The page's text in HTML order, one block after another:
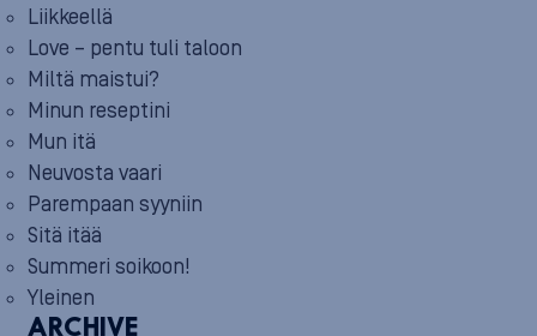
Liikkeellä
Love – pentu tuli taloon
Miltä maistui?
Minun reseptini
Mun itä
Neuvosta vaari
Parempaan syyniin
Sitä itää
Summeri soikoon!
Yleinen
ARCHIVE